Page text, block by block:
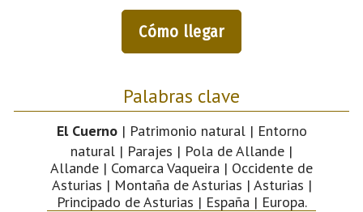
Cómo llegar
Palabras clave
El Cuerno| Patrimonio natural | Entorno
natural | Parajes | Pola de Allande |
Allande | Comarca Vaqueira | Occidente de
Asturias | Montaña de Asturias | Asturias |
Principado de Asturias | España | Europa.